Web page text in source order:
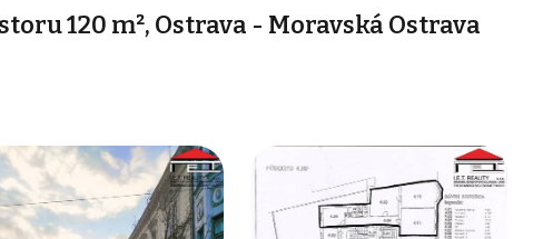
120 m², Ostrava - Moravská Ostrava